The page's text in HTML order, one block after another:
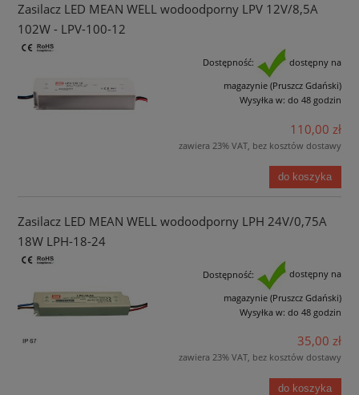
Zasilacz LED MEAN WELL wodoodporny LPV 12V/8,5A
102W - LPV-100-12
Dostępność:
dostępny na
magazynie (Pruszcz Gdański)
Wysyłka w: do 48 godzin
110,00 zł
zawiera 23% VAT, bez kosztów dostawy
do koszyka
Zasilacz LED MEAN WELL wodoodporny LPH 24V/0,75A
18W LPH-18-24
Dostępność:
dostępny na
magazynie (Pruszcz Gdański)
Wysyłka w: do 48 godzin
35,00 zł
zawiera 23% VAT, bez kosztów dostawy
do koszyka